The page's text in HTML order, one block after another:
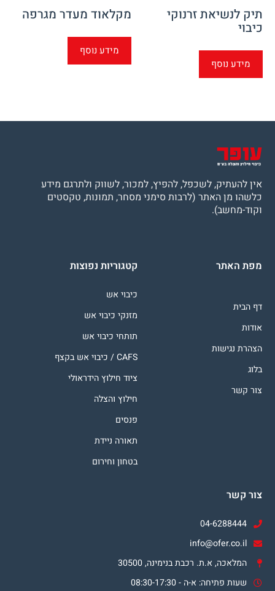
תיק לנשיאת זרנוקי
כיבוי
מידע נוסף
מקלאוד מעדר מגרפה
מידע נוסף
אין להעתיק, לשכפל, להפיץ, למכור, לשווק ולתרגם מידע
כלשהו מן האתר (לרבות סימני מסחר, תמונות, טקסטים
וקוד-מחשב).
מפת האתר
דף הבית
אודות
הצהרת נגישות
בלוג
צור קשר
קטגוריות נפוצות
כיבוי אש
מזנקי כיבוי אש
תותחי כיבוי אש
CAFS / כיבוי אש בקצף
ציוד חילוץ הידראולי
חילוץ והצלה
פנסים
תאורה ניידת
בטחון וחירום
צור קשר
04-6288444
info@ofer.co.il
המלאכה, א.ת. רכבת בנימינה, 30500
שעות פתיחה: א-ה - 08:30-17:30